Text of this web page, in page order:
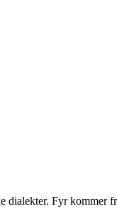
dialekter. Fyr kommer